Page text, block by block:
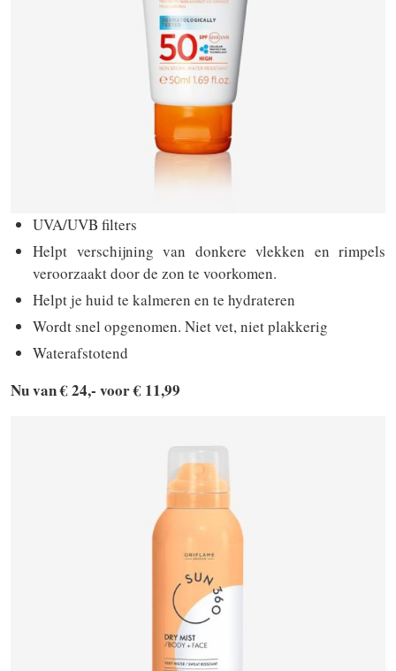
UVA/UVB filters
Helpt verschijning van donkere vlekken en rimpels
veroorzaakt door de zon te voorkomen.
Helpt je huid te kalmeren en te hydrateren
Wordt snel opgenomen. Niet vet, niet plakkerig
Waterafstotend
Nu van € 24,- voor € 11,99